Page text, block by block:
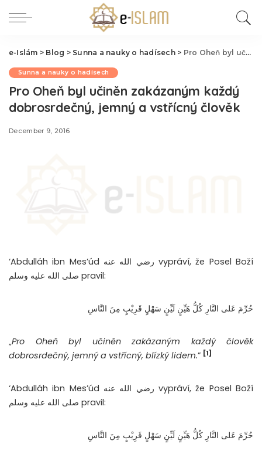
e-Islám > Blog > Sunna a nauky o hadísech> Pro Oheň byl učiněn zakázaným každý dobrosrdečný, jemný a vstřícný člověk
Sunna a nauky o hadísech
Pro Oheň byl učiněn zakázaným každý
dobrosrdečný, jemný a vstřícný člověk
December 9, 2016
‘Abdulláh ibn Mes’úd رضي الله عنه vypráví, že Posel Boží
صلى الله عليه وسلم pravil:
حُرِّمَ عَلى النَّارِ كُلُّ هَيِّنٍ لَيِّنٍ سَهْلٍ قَرِيْبٍ مِنَ النَّاسِ
„Pro Oheň byl učiněn zakázaným každý člověk
dobrosrdečný, jemný a vstřícný, blízký lidem.” [1]
‘Abdulláh ibn Mes’úd رضي الله عنه vypráví, že Posel Boží
صلى الله عليه وسلم pravil:
حُرِّمَ عَلى النَّارِ كُلُّ هَيِّنٍ لَيِّنٍ سَهْلٍ قَرِيْبٍ مِنَ النَّاسِ